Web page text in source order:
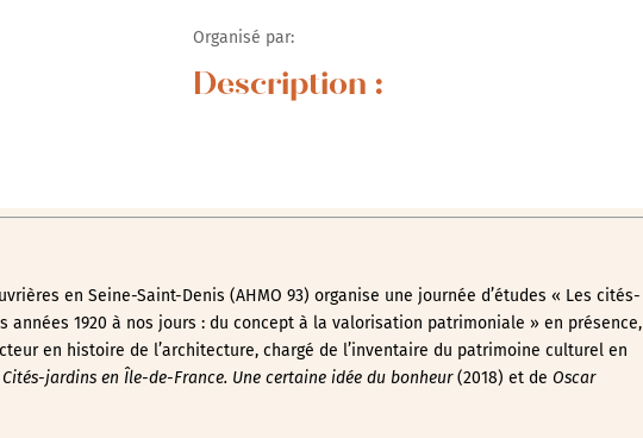
Organisé par:
Description :
en Seine-Saint-Denis (AHMO 93) organise une journée d’études « Les cités-
années 1920 à nos jours : du concept à la valorisation patrimoniale » en présence,
en histoire de l’architecture, chargé de l’inventaire du patrimoine culturel en
Cités-jardins en Île-de-France. Une certaine idée du bonheur(2018) et de Oscar